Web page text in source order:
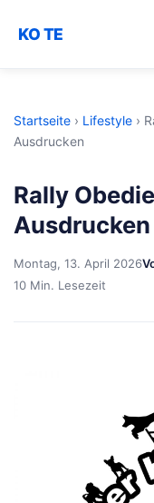
KO TE
Startseite › Lifestyle ›
Ausdrucken
Rally
Ausdrucken
Montag, 13. April 2026
10 Min. Lesezeit